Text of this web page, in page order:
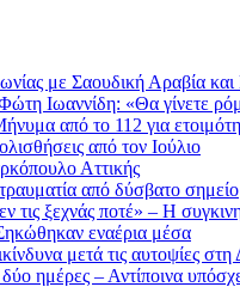
με Σαουδική Αραβία
Ιωαννίδη: «Θα γίνετε
από το 112 για
από τον Ιούλιο
Αττικής
από δύσβατο σημείο
ξεχνάς ποτέ» – Η
εναέρια μέσα
μετά τις αυτοψίες στη
ημέρες – Αντίποινα